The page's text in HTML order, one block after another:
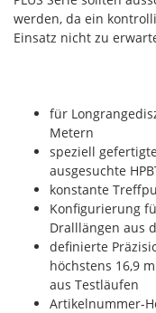
werden, da ein
Einsatz nicht zu
für
Metern
speziell
ausgesuchte
konstante
Konfigurierung
Dralllängen aus
definierte
höchstens 16,9
aus Testläufen
Artikelnummer-